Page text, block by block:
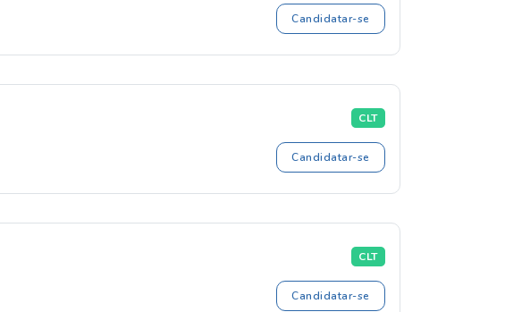
Candidatar-se
CLT
Candidatar-se
CLT
Candidatar-se